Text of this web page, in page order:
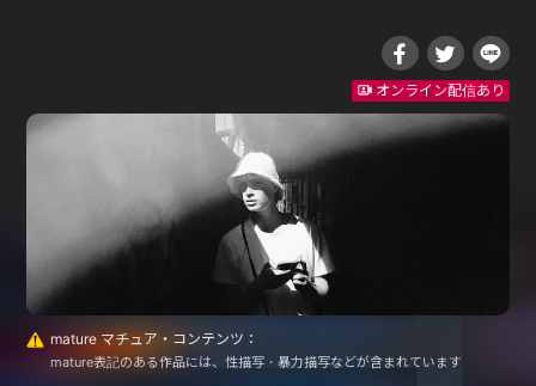
オンライン配信あり
mature マチュア・コンテンツ：
mature表記のある作品には、性描写・暴力描写などが含まれています